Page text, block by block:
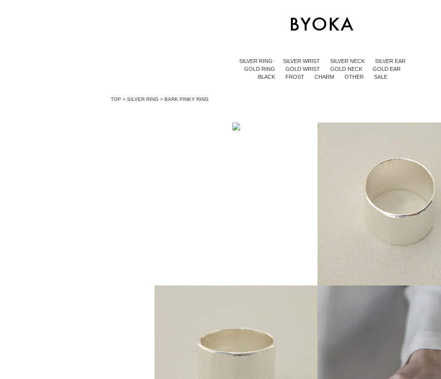
SILVER RING SILVER WRIST SILVER NECK
SILVER EAR
GOLD RING
GOLD WRIST GOLD NECK
GOLD EAR
BLACK
FROST CHARM OTHER SALE
TOP > SILVER RING > BARK PINKY RING